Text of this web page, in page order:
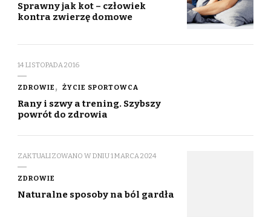
Sprawny jak kot – człowiek
kontra zwierzę domowe
14 LISTOPADA 2016
ZDROWIE ŻYCIE SPORTOWCA
Rany i szwy a trening. Szybszy
powrót do zdrowia
ZAKTUALIZOWANO W DNIU1 MARCA 2024
ZDROWIE
Naturalne sposoby na ból gardła